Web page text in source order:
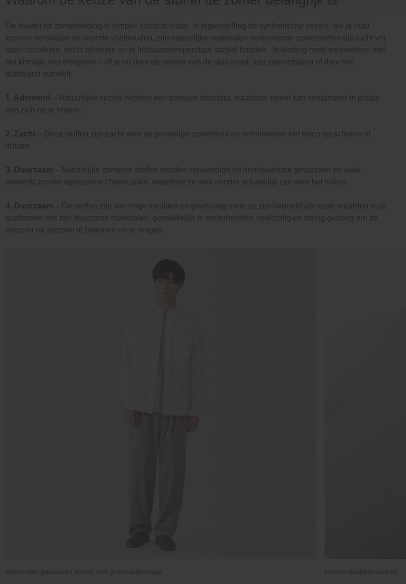
De sleutel tot zomerkleding is simpel: luchtcirculatie. In tegenstelling tot synthetische vezels, die je huid
kunnen verstikken en warmte vasthouden, zijn natuurlijke materialen verkoelende zomerstoffen die lucht vrij
laten circuleren, vocht afvoeren en je lichaamstemperatuur stabiel houden. Je kleding moet meewerken met
het klimaat, niet ertegenin – of je nu door de straten van de stad loopt, aan zee ontspant of door het
platteland wandelt.
1. Ademend
– Natuurlijke vezels hebben een poreuze structuur, waardoor zweet kan verdampen in plaats
van zich op te hopen.
2. Zacht– Deze stoffen zijn zacht voor de gevoelige zomerhuid en verminderen het risico op schuren of
irritatie.
3. Duurzaam – Natuurlijke zomerse stoffen worden vervaardigd uit hernieuwbare gewassen en vaak
verwerkt zonder agressieve chemicaliën, waardoor ze veel minder schadelijk zijn voor het milieu.
4. Duurzaam – De stoffen zijn van hoge kwaliteit en gaan lang mee; ze zijn bedoeld als vaste waarden in je
garderobe: het zijn duurzame materialen, gemakkelijk te onderhouden, veelzijdig en stevig genoeg om ze
seizoen na seizoen te bewaren en te dragen.
Heren van gewassen linnen met grootvaderkraag Linnen dekbedovertrek